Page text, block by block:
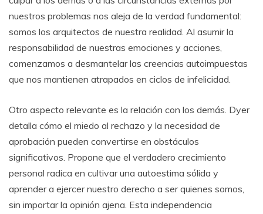
nuestros problemas nos aleja de la verdad fundamental:
somos los arquitectos de nuestra realidad. Al asumir la
responsabilidad de nuestras emociones y acciones,
comenzamos a desmantelar las creencias autoimpuestas
que nos mantienen atrapados en ciclos de infelicidad.
Otro aspecto relevante es la relación con los demás. Dyer
detalla cómo el miedo al rechazo y la necesidad de
aprobación pueden convertirse en obstáculos
significativos. Propone que el verdadero crecimiento
personal radica en cultivar una autoestima sólida y
aprender a ejercer nuestro derecho a ser quienes somos,
sin importar la opinión ajena. Esta independencia